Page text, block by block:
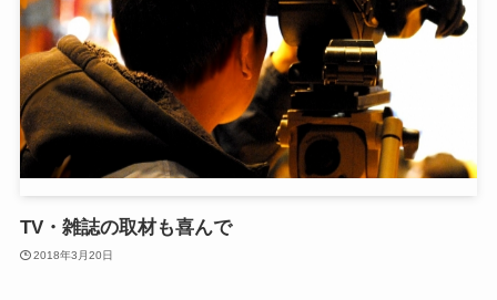
TV・雑誌の取材も喜んで
2018年3月20日